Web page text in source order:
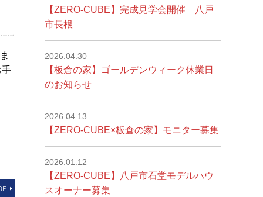
手
【ZERO-CUBE】完成見学会開催 八戸
市長根
2026.04.30
【板倉の家】ゴールデンウィーク休業日
のお知らせ
2026.04.13
【ZERO-CUBE×板倉の家】モニター募集
2026.01.12
【ZERO-CUBE】八戸市石堂モデルハウ
スオーナー募集